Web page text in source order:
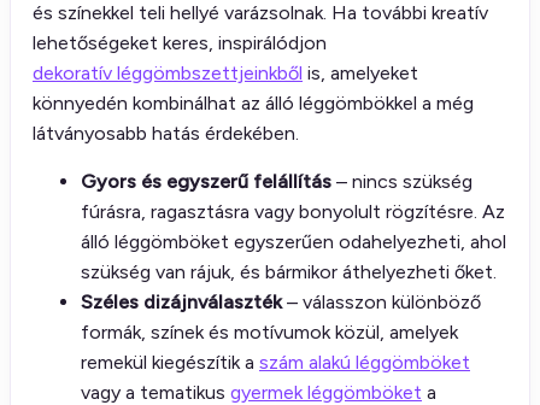
és színekkel teli hellyé varázsolnak. Ha további kreatív
lehetőségeket keres, inspirálódjon
dekoratív léggömbszettjeinkből is, amelyeket
könnyedén kombinálhat az álló léggömbökkel a még
látványosabb hatás érdekében.
Gyors és egyszerű felállítás – nincs szükség
fúrásra, ragasztásra vagy bonyolult rögzítésre. Az
álló léggömböket egyszerűen odahelyezheti, ahol
szükség van rájuk, és bármikor áthelyezheti őket.
Széles dizájnválaszték– válasszon különböző
formák, színek és motívumok közül, amelyek
remekül kiegészítik a szám alakú léggömböket
vagy a tematikus gyermek léggömböket a